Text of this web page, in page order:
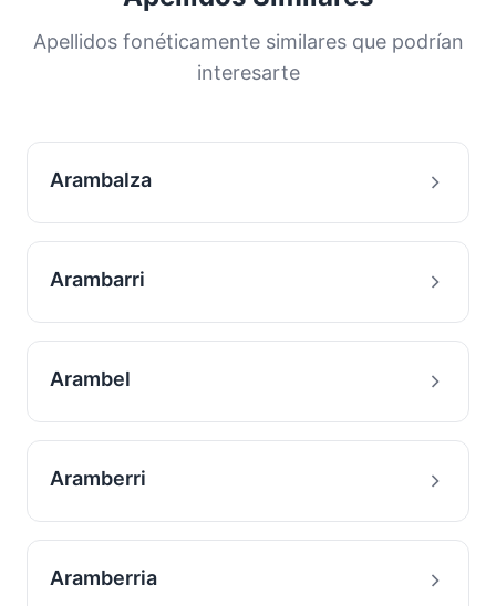
Apellidos fonéticamente similares que podrían
interesarte
Arambalza
Arambarri
Arambel
Aramberri
Aramberria